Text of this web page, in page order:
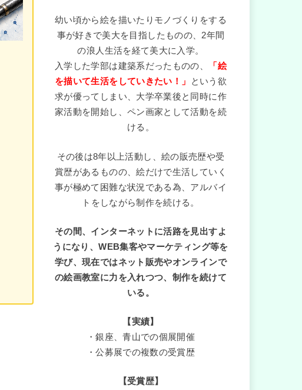
幼い頃から絵を描いたりモノづくりをする
事が好きで美大を目指したものの、2年間
の浪人生活を経て美大に入学。
入学した学部は建築系だったものの、
「絵
を描いて生活をしていきたい！」
という欲
求が優ってしまい、大学卒業後と同時に作
家活動を開始し、ペン画家として活動を続
ける。
その後は8年以上活動し、絵の販売歴や受
賞歴があるものの、絵だけで生活していく
事が極めて困難な状況である為、アルバイ
トをしながら制作を続ける。
その間、インターネットに活路を見出すよ
うになり、WEB集客やマーケティング等を
学び、現在ではネット販売やオンラインで
の絵画教室に力を入れつつ、制作を続けて
いる。
【実績】
・銀座、青山での個展開催
・公募展での複数の受賞歴
【受賞歴】